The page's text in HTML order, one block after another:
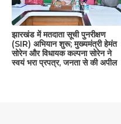
झारखंड में मतदाता सूची पुनरीक्षण
(SIR) अभियान शुरू; मुख्यमंत्री हेमंत
सोरेन और विधायक कल्पना सोरेन ने
स्वयं भरा प्रपत्र, जनता से की अपील